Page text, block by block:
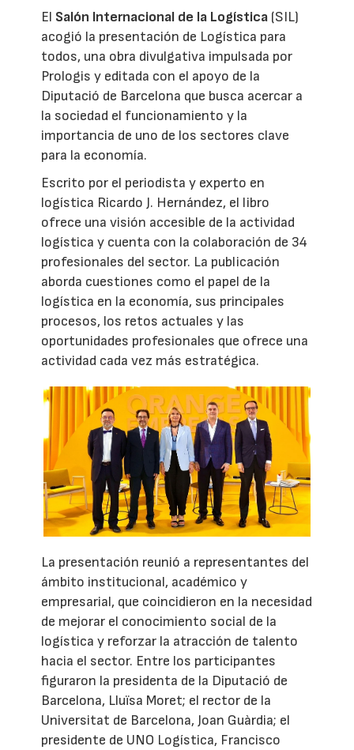
El Salón Internacional de la Logística (SIL)
acogió la presentación de Logística para
todos, una obra divulgativa impulsada por
Prologis y editada con el apoyo de la
Diputació de Barcelona que busca acercar a
la sociedad el funcionamiento y la
importancia de uno de los sectores clave
para la economía.
Escrito por el periodista y experto en
logística Ricardo J. Hernández, el libro
ofrece una visión accesible de la actividad
logística y cuenta con la colaboración de 34
profesionales del sector. La publicación
aborda cuestiones como el papel de la
logística en la economía, sus principales
procesos, los retos actuales y las
oportunidades profesionales que ofrece una
actividad cada vez más estratégica.
La presentación reunió a representantes del
ámbito institucional, académico y
empresarial, que coincidieron en la necesidad
de mejorar el conocimiento social de la
logística y reforzar la atracción de talento
hacia el sector. Entre los participantes
figuraron la presidenta de la Diputació de
Barcelona, Lluïsa Moret; el rector de la
Universitat de Barcelona, Joan Guàrdia; el
presidente de UNO Logística, Francisco